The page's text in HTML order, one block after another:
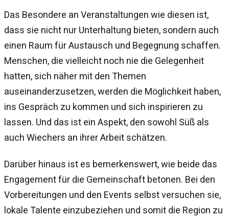
Das Besondere an Veranstaltungen wie diesen ist,
dass sie nicht nur Unterhaltung bieten, sondern auch
einen Raum für Austausch und Begegnung schaffen.
Menschen, die vielleicht noch nie die Gelegenheit
hatten, sich näher mit den Themen
auseinanderzusetzen, werden die Möglichkeit haben,
ins Gespräch zu kommen und sich inspirieren zu
lassen. Und das ist ein Aspekt, den sowohl Süß als
auch Wiechers an ihrer Arbeit schätzen.
Darüber hinaus ist es bemerkenswert, wie beide das
Engagement für die Gemeinschaft betonen. Bei den
Vorbereitungen und den Events selbst versuchen sie,
lokale Talente einzubeziehen und somit die Region zu